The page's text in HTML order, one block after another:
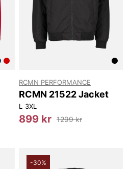
RCMN PERFORMANCE
RCMN 21522 Jacket
L 3XL
899 kr 1299 kr
-30%